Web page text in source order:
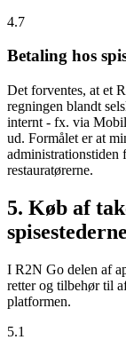
4.7
Betaling hos
Det forventes, at et
regningen blandt
internt - fx. via
ud. Formålet er at
administrationstiden
restauratørerne.
5. Køb af
spisestederne
I R2N Go delen af
retter og tilbehør til
platformen.
5.1